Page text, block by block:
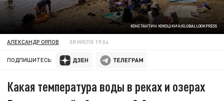
КОНСТАНТИН КОКОШКИН/GLOBALLOOKPRESS
АЛЕКСАНДР ОРЛОВ 08 ИЮЛЯ 19:04
ПОДПИШИТЕСЬ:
Какая температура воды в реках и озерах